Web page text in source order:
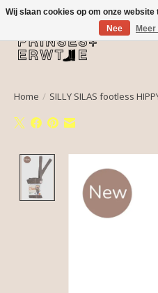
Home / SILLY SILAS footless
Wij slaan cookies op om onze
Nee